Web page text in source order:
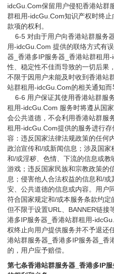
idcGu.Com保留用户侵犯香港站群
群租用-idcGu.Com知识产权时终
款项的权利。
6-5 对由于用户向香港站群服务
用-idcGu.Com 提供的联络方式有
器_香港多IP服务器_香港站群租用
性、稳定性不佳而导致的一切后果
不限于因用户未能及时收到香港站
站群租用-idcGu.Com的相关通知而
6-6 用户保证其使用香港站群服
租用-idcGu.Com 服务时将遵从国
会公共道德，不会利用香港站群服
租用-idcGu.Com提供的服务进行
容：违反国家法律法规政策的任何
政治宣传和/或新闻信息；涉及国
和/或淫秽、色情、下流的信息或
游戏；违反国家民族和宗教政策的
息；侵害他人合法权益的信息和/
安、公共道德的信息或内容。用户
符合国家规定和/或本服务条款约
但不限于设置URL、BANNER链接
港多IP服务器_香港站群租用-
权终止向用户提供服务并不予退还
港站群服务器_香港多IP服务器_香
的，用户应予赔偿。
第七条香港站群服务器_香港多IP